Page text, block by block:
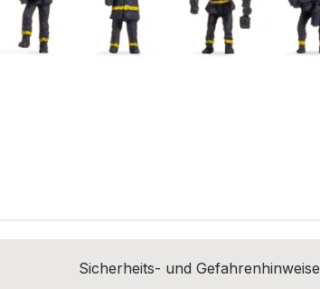
Sicherheits- und Gefahrenhinweise